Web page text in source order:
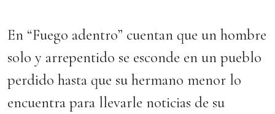
En “Fuego adentro” cuentan que un hombre
solo y arrepentido se esconde en un pueblo
perdido hasta que su hermano menor lo
encuentra para llevarle noticias de su